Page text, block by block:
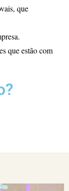
que
que estão com